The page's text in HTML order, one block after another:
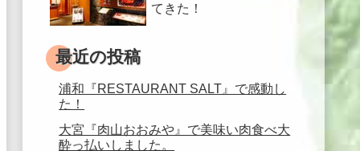
てきた！
最近の投稿
浦和『RESTAURANT SALT』で感動し
た！
大宮『肉山おおみや』で美味い肉食べ大
酔っ払いしました。